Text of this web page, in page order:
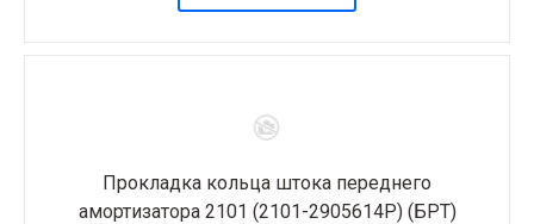
Прокладка кольца штока переднего
амортизатора 2101 (2101-2905614Р) (БРТ)